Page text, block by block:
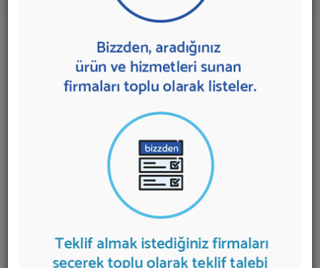
1 sonuç bulundu.
İskele Elemanlarısunan firmalar aşağıda
listelenmektedir. İskele Elemanları
teklifi almak için
listeden seçim yapıp ya da "İlk 5 Firmadan Teklif İste"
kısmından toplu olarak teklif talebinizi firmalara
aktarabilirsiniz.